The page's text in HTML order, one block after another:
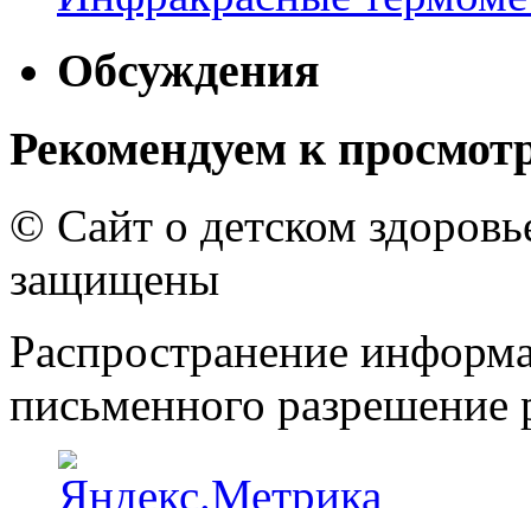
Обсуждения
Рекомендуем к
© Сайт о детском
защищены
Распространение
письменного разрешение